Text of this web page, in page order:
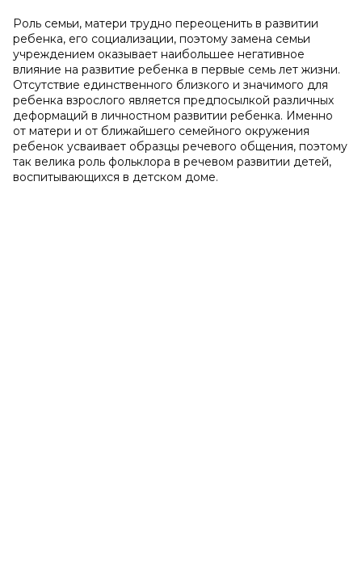
Роль семьи, матери трудно переоценить в развитии
ребенка, его социализации, поэтому замена семьи
учреждением оказывает наибольшее негативное
влияние на развитие ребенка в первые семь лет жизни.
Отсутствие единственного близкого и значимого для
ребенка взрослого является предпосылкой различных
деформаций в личностном развитии ребенка. Именно
от матери и от ближайшего семейного окружения
ребенок усваивает образцы речевого общения, поэтому
так велика роль фольклора в речевом развитии детей,
воспитывающихся в детском доме.